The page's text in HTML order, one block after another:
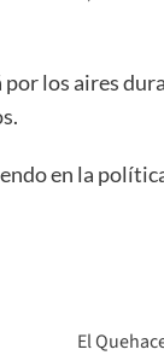
los aires
en la
El